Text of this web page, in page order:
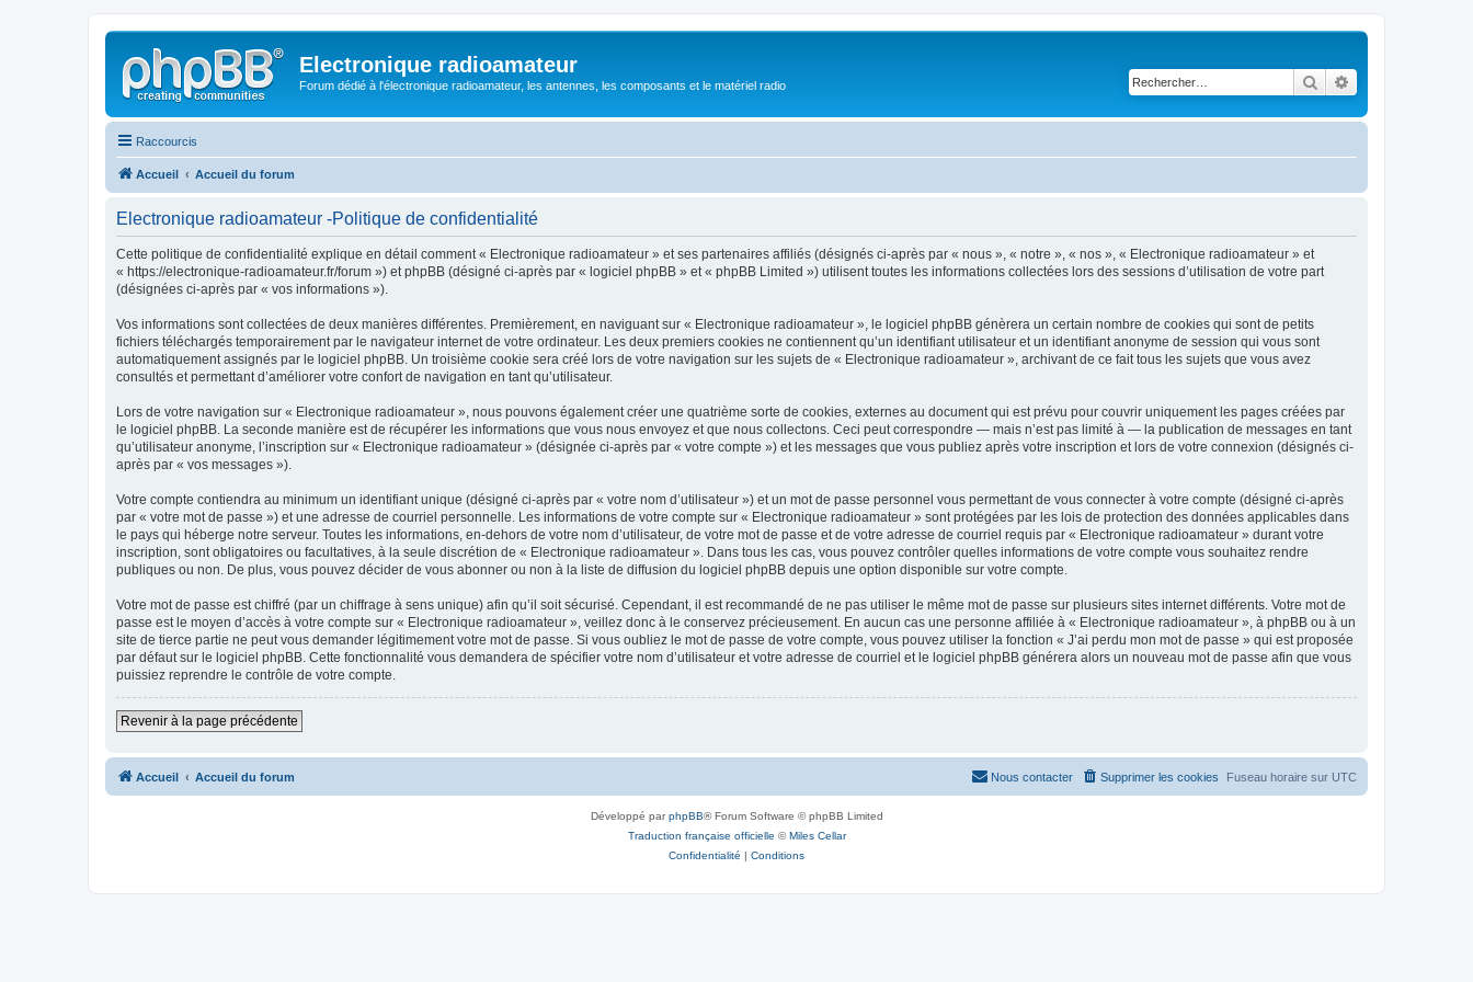
Electronique radioamateur
Forum dédié à l'électronique radioamateur, les antennes, les composants et le matériel radio Rechercher
Raccourcis
Accueil Accueil du forum
Electronique radioamateur -Politique de confidentialité
Cette politique de confidentialité explique en détail comment « Electronique radioamateur » et ses partenaires affiliés (désignés ci-après par « nous », « notre », « nos », « Electronique radioamateur » et
« https://electronique-radioamateur.fr/forum ») et phpBB (désigné ci-après par « logiciel phpBB » et « phpBB Limited ») utilisent toutes les informations collectées lors des sessions d’utilisation de votre part
(désignées ci-après par « vos informations »).
Vos informations sont collectées de deux manières différentes. Premièrement, en naviguant sur « Electronique radioamateur », le logiciel phpBB génèrera un certain nombre de cookies qui sont de petits
fichiers téléchargés temporairement par le navigateur internet de votre ordinateur. Les deux premiers cookies ne contiennent qu’un identifiant utilisateur et un identifiant anonyme de session qui vous sont
automatiquement assignés par le logiciel phpBB. Un troisième cookie sera créé lors de votre navigation sur les sujets de « Electronique radioamateur », archivant de ce fait tous les sujets que vous avez
consultés et permettant d’améliorer votre confort de navigation en tant qu’utilisateur.
Lors de votre navigation sur « Electronique radioamateur », nous pouvons également créer une quatrième sorte de cookies, externes au document qui est prévu pour couvrir uniquement les pages créées par
le logiciel phpBB. La seconde manière est de récupérer les informations que vous nous envoyez et que nous collectons. Ceci peut correspondre — mais n’est pas limité à — la publication de messages en tant
qu’utilisateur anonyme, l’inscription sur « Electronique radioamateur » (désignée ci-après par « votre compte ») et les messages que vous publiez après votre inscription et lors de votre connexion (désignés ci-
après par « vos messages »).
Votre compte contiendra au minimum un identifiant unique (désigné ci-après par « votre nom d’utilisateur ») et un mot de passe personnel vous permettant de vous connecter à votre compte (désigné ci-après
par « votre mot de passe ») et une adresse de courriel personnelle. Les informations de votre compte sur « Electronique radioamateur » sont protégées par les lois de protection des données applicables dans
le pays qui héberge notre serveur. Toutes les informations, en-dehors de votre nom d’utilisateur, de votre mot de passe et de votre adresse de courriel requis par « Electronique radioamateur » durant votre
inscription, sont obligatoires ou facultatives, à la seule discrétion de « Electronique radioamateur ». Dans tous les cas, vous pouvez contrôler quelles informations de votre compte vous souhaitez rendre
publiques ou non. De plus, vous pouvez décider de vous abonner ou non à la liste de diffusion du logiciel phpBB depuis une option disponible sur votre compte.
Votre mot de passe est chiffré (par un chiffrage à sens unique) afin qu’il soit sécurisé. Cependant, il est recommandé de ne pas utiliser le même mot de passe sur plusieurs sites internet différents. Votre mot de
passe est le moyen d’accès à votre compte sur « Electronique radioamateur », veillez donc à le conservez précieusement. En aucun cas une personne affiliée à « Electronique radioamateur », à phpBB ou à un
site de tierce partie ne peut vous demander légitimement votre mot de passe. Si vous oubliez le mot de passe de votre compte, vous pouvez utiliser la fonction « J’ai perdu mon mot de passe » qui est proposée
par défaut sur le logiciel phpBB. Cette fonctionnalité vous demandera de spécifier votre nom d’utilisateur et votre adresse de courriel et le logiciel phpBB générera alors un nouveau mot de passe afin que vous
puissiez reprendre le contrôle de votre compte.
Revenir à la page précédente
Accueil Accueil du forum Fuseau horaire sur UTC
Supprimer les cookies
Nous contacter
Développé parphpBB® Forum Software © phpBB Limited
Traduction française officielle ©Miles Cellar
Confidentialité | Conditions